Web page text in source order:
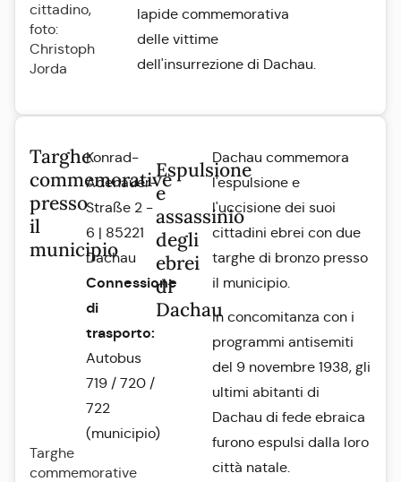
cittadino,
foto:
Christoph
Jorda
lapide commemorativa
delle vittime
dell'insurrezione di Dachau.
Targhe
commemorative
Targhe
commemorative
presso
il
municipio
Konrad-
Adenauer-
Straße 2 -
6 | 85221
Dachau
Connessione
di
trasporto:
Autobus
719 / 720 /
722
(municipio)
Espulsione
e
assassinio
degli
ebrei
di
Dachau
Dachau commemora
l'espulsione e
l'uccisione dei suoi
cittadini ebrei con due
targhe di bronzo presso
il municipio.
In concomitanza con i
programmi antisemiti
del 9 novembre 1938, gli
ultimi abitanti di
Dachau di fede ebraica
furono espulsi dalla loro
città natale.